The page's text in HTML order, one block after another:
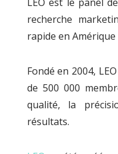
recherche
rapide en
Fondé en 2004,
de 500 000
qualité, la
résultats.